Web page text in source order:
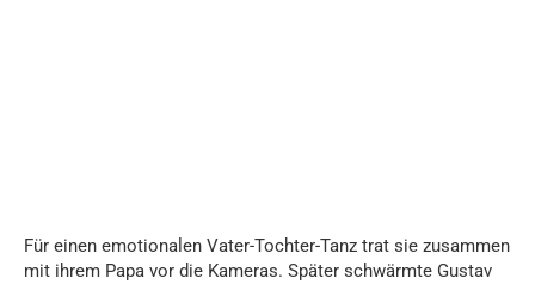
Für einen emotionalen Vater-Tochter-Tanz trat sie zusammen
mit ihrem Papa vor die Kameras. Später schwärmte Gustav